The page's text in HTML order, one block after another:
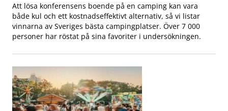
Att lösa konferensens boende på en camping kan vara
både kul och ett kostnadseffektivt alternativ, så vi listar
vinnarna av Sveriges bästa campingplatser. Över 7 000
personer har röstat på sina favoriter i undersökningen.